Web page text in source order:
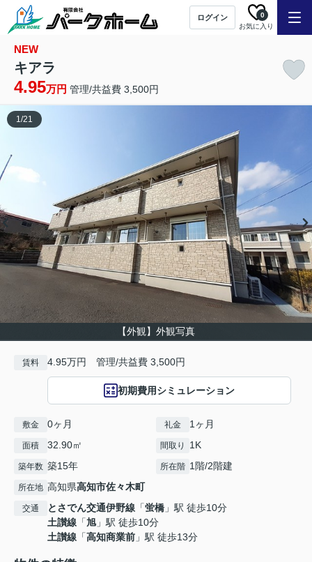
ログイン
お気に入り
0
NEW
キアラ
4.95万円 管理/共益費 3,500円
【外観】外観写真
1/21
賃料 4.95万円 管理/共益費 3,500円
初期費用シミュレーション
敷金 0ヶ月 礼金 1ヶ月
面積 32.90㎡ 間取り 1K
築年数 築15年 所在階 1階/2階建
所在地 高知県高知市佐々木町
交通 とさでん交通伊野線 「蛍橋 」駅 徒歩10分
土讃線 「旭 」駅 徒歩10分
土讃線 「高知商業前 」駅 徒歩13分